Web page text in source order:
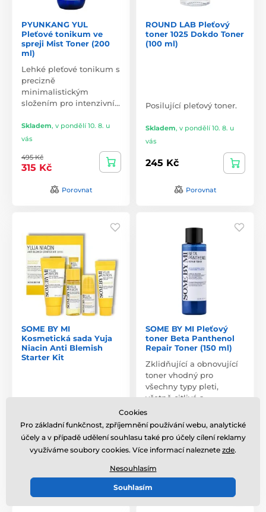
PYUNKANG YUL
Pleťové tonikum ve
spreji Mist Toner (200
ml)
Lehké pleťové tonikum s
precizně
minimalistickým
složením pro intenzivní…
Skladem, v pondělí 10. 8. u
vás
495 Kč
315 Kč
Porovnat
ROUND LAB Pleťový
toner 1025 Dokdo Toner
(100 ml)
Posilující pleťový toner.
Skladem, v pondělí 10. 8. u
vás
245 Kč
Porovnat
SOME BY MI
Kosmetická sada Yuja
Niacin Anti Blemish
Starter Kit
vás
510 Kč
SOME BY MI Pleťový
toner Beta Panthenol
Repair Toner (150 ml)
Zklidňující a obnovující
toner vhodný pro
všechny typy pleti,
včetně citlivé a…
vás
505 Kč
Cookies
Pro základní funkčnost, zpříjemnění používání webu, analytické
účely a v případě udělení souhlasu také pro účely cílení reklamy
využíváme soubory cookies. Více informací naleznete zde.
Nesouhlasím
Souhlasím